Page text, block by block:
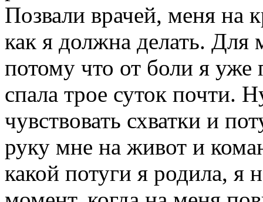
Позвали врачей, меня на
как я должна делать. Для
потому что от боли я
спала трое суток почти.
чувствовать схватки и
руку мне на живот и
какой потуги я родила,